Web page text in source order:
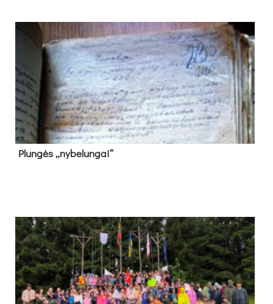
Plun­gės „ny­be­lun­gai“